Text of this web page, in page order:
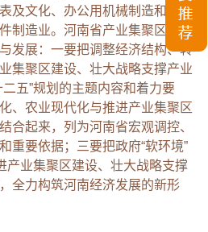
及文化、办公用机械制造和电气
制造业。河南省产业集聚区建设
发展：一要把调整经济结构、转
集聚区建设、壮大战略支撑产业
五”规划的主题内容和着力要
、农业现代化与推进产业集聚区
合起来，列为河南省宏观调控、
重要依据；三要把政府“软环境”
产业集聚区建设、壮大战略支撑
全力构筑河南经济发展的新形